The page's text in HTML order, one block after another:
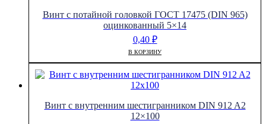
Винт с потайной головкой ГОСТ 17475 (DIN 965)
оцинкованный 5×14
0,40 ₽
В КОРЗИНУ
Винт с внутренним шестигранником DIN 912 A2
12×100